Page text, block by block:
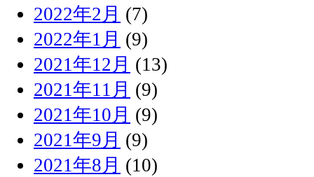
2022年2月 (7)
2022年1月 (9)
2021年12月 (13)
2021年11月 (9)
2021年10月 (9)
2021年9月 (9)
2021年8月 (10)